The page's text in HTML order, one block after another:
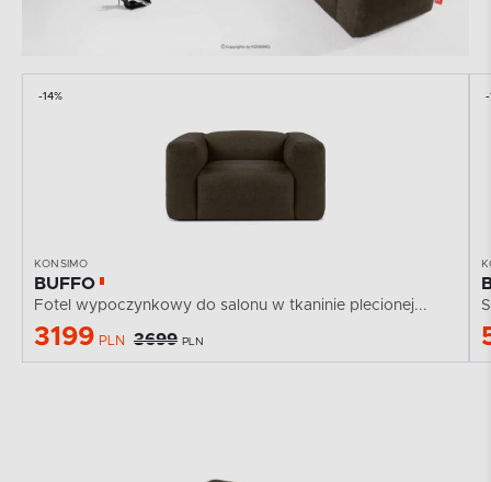
-14%
KONSIMO
BUFFO
Fotel wypoczynkowy do salonu w tkaninie plecionej...
3199 PLN 3699 PLN
-